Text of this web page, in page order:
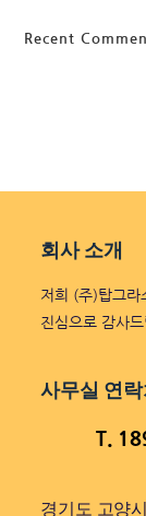
Recent
회사 소개
저희 (주)탑그라
진심으로 감사드
사무실 연락
T.
경기도 고양